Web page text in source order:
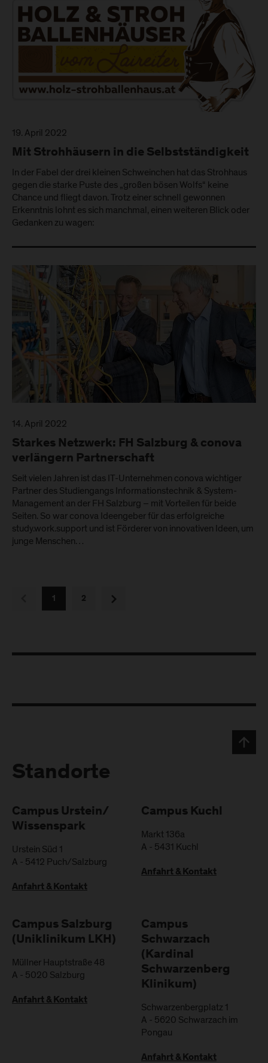
19. April 2022
Mit Strohhäusern in die Selbstständigkeit
In der Fabel der drei kleinen Schweinchen hat das Strohhaus
gegen die starke Puste des „großen bösen Wolfs“ keine
Chance und fliegt davon. Trotz einer schnell gewonnen
Erkenntnis lohnt es sich manchmal, einen weiteren Blick oder
Gedanken zu wagen:
14. April 2022
Starkes Netzwerk: FH Salzburg & conova
verlängern Partnerschaft
Seit vielen Jahren ist das IT-Unternehmen conova wichtiger
Partner des Studiengangs Informationstechnik & System-
Management an der FH Salzburg – mit Vorteilen für beide
Seiten. So war conova Ideengeber für das erfolgreiche
study.work.support und ist Förderer von innovativen Ideen, um
junge Menschen…
vorherige
1 2 nächste
Standorte
Campus Urstein/
Wissenspark
Urstein Süd 1
A - 5412 Puch/Salzburg
Anfahrt & Kontakt
Campus Kuchl
Markt 136a
A - 5431 Kuchl
Anfahrt & Kontakt
Campus Salzburg
(Uniklinikum LKH)
Müllner Hauptstraße 48
A - 5020 Salzburg
Anfahrt & Kontakt
Campus
Schwarzach
(Kardinal
Schwarzenberg
Klinikum)
Schwarzenbergplatz 1
A - 5620 Schwarzach im
Pongau
Anfahrt & Kontakt